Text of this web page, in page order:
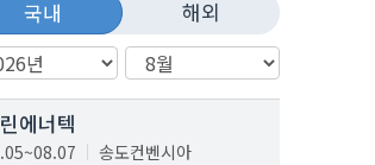
국내 해외
에너텍
송도컨벤시아